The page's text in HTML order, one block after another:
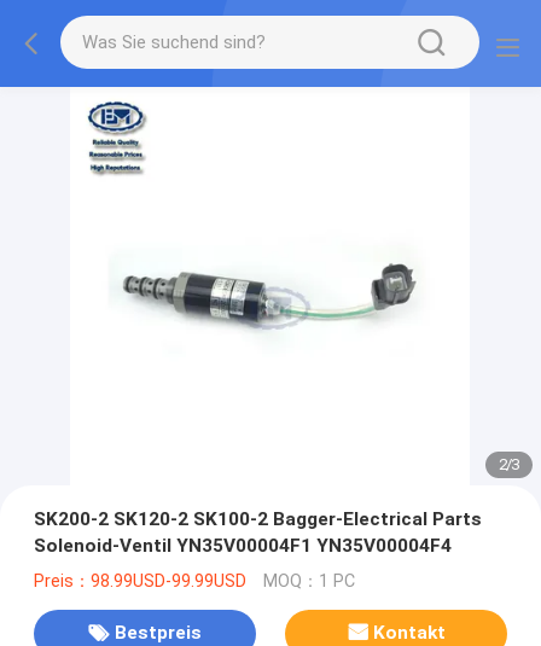
2/3
SK200-2 SK120-2 SK100-2 Bagger-Electrical Parts
Solenoid-Ventil YN35V00004F1 YN35V00004F4
Preis：98.99USD-99.99USD MOQ：1 PC
Bestpreis Kontakt